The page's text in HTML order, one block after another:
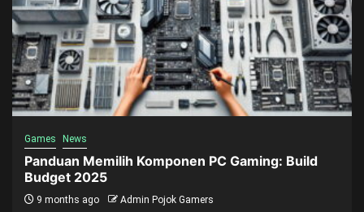
Games News
Panduan Memilih Komponen PC Gaming: Build
Budget 2025
9 months ago Admin Pojok Gamers